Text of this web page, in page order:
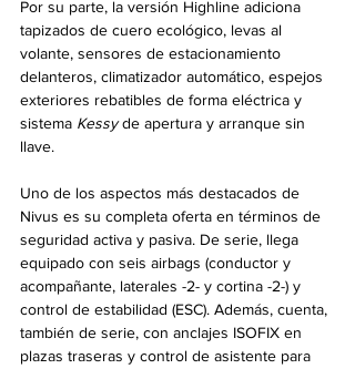
Por su parte, la versión Highline adiciona
tapizados de cuero ecológico, levas al
volante, sensores de estacionamiento
delanteros, climatizador automático, espejos
exteriores rebatibles de forma eléctrica y
sistema Kessy de apertura y arranque sin
llave.
Uno de los aspectos más destacados de
Nivus es su completa oferta en términos de
seguridad activa y pasiva. De serie, llega
equipado con seis airbags (conductor y
acompañante, laterales -2- y cortina -2-) y
control de estabilidad (ESC). Además, cuenta,
también de serie, con anclajes ISOFIX en
plazas traseras y control de asistente para